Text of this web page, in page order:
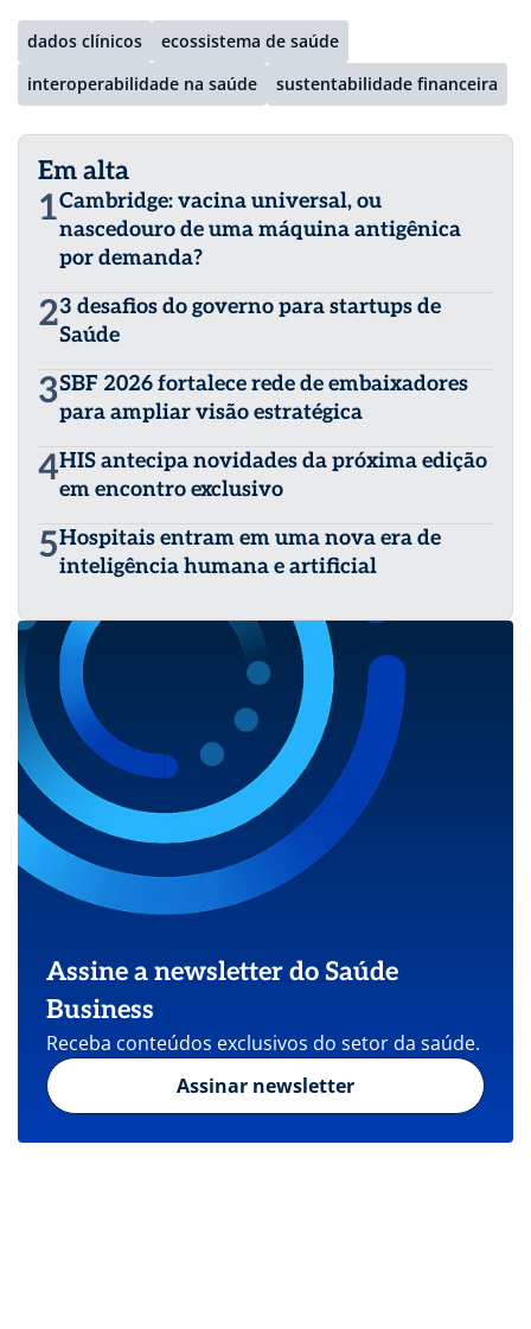
dados clínicos
ecossistema de saúde
interoperabilidade na saúde
sustentabilidade financeira
Em alta
1Cambridge: vacina universal, ou
nascedouro de uma máquina antigênica
por demanda?
23 desafios do governo para startups de
Saúde
3SBF 2026 fortalece rede de embaixadores
para ampliar visão estratégica
4HIS antecipa novidades da próxima edição
em encontro exclusivo
5Hospitais entram em uma nova era de
inteligência humana e artificial
Assine a newsletter do Saúde
Business
Receba conteúdos exclusivos do setor da saúde.
Assinar newsletter